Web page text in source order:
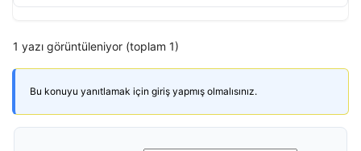
1 yazı görüntüleniyor (toplam 1)
Bu konuyu yanıtlamak için giriş yapmış olmalısınız.